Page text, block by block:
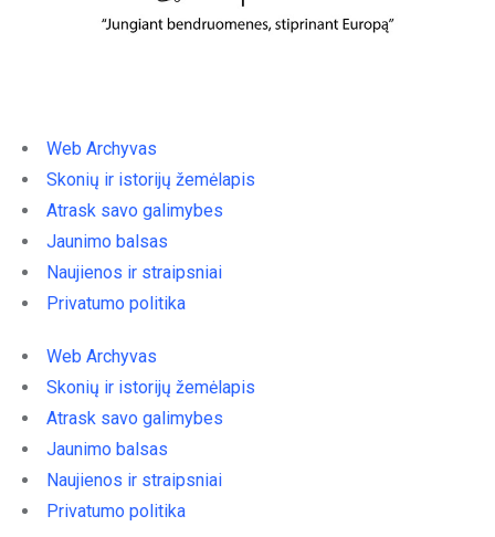
Web Archyvas
Skonių ir istorijų žemėlapis
Atrask savo galimybes
Jaunimo balsas
Naujienos ir straipsniai
Privatumo politika
Web Archyvas
Skonių ir istorijų žemėlapis
Atrask savo galimybes
Jaunimo balsas
Naujienos ir straipsniai
Privatumo politika